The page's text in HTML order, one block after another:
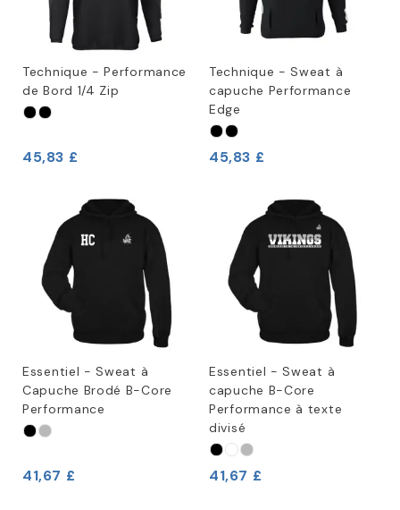
Technique - Performance
de Bord 1/4 Zip
45,83 £
Technique - Sweat à
capuche Performance
Edge
45,83 £
Essentiel - Sweat à
Capuche Brodé B-Core
Performance
41,67 £
Essentiel - Sweat à
capuche B-Core
Performance à texte
divisé
41,67 £